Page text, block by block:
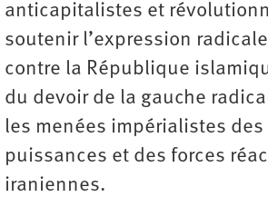
anticapitalistes et
soutenir l’expression
contre la République
du devoir de la gauche
les menées impérialistes des
puissances et des forces
iraniennes.